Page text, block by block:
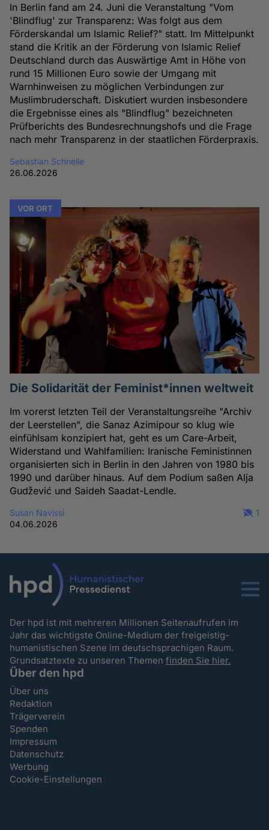
In Berlin fand am 24. Juni die Veranstaltung "Vom
'Blindflug' zur Transparenz: Was folgt aus dem
Förderskandal um Islamic Relief?" statt. Im Mittelpunkt
stand die Kritik an der Förderung von Islamic Relief
Deutschland durch das Auswärtige Amt in Höhe von
rund 15 Millionen Euro sowie der Umgang mit
Warnhinweisen zu möglichen Verbindungen zur
Muslimbruderschaft. Diskutiert wurden insbesondere
die Ergebnisse eines als "Blindflug" bezeichneten
Prüfberichts des Bundesrechnungshofs und die Frage
nach mehr Transparenz in der staatlichen Förderpraxis.
Sebastian Schnelle
26.06.2026
VOR ORT
Die Solidarität der Feminist*innen weltweit
Im vorerst letzten Teil der Veranstaltungsreihe "Archiv
der Leerstellen", die Sanaz Azimipour so klug wie
einfühlsam konzipiert hat, geht es um Care-Arbeit,
Widerstand und Wahlfamilien: Iranische Feministinnen
organisierten sich in Berlin in den Jahren von 1980 bis
1990 und darüber hinaus. Auf dem Podium saßen Alja
Gudžević und Saideh Saadat-Lendle.
Susan Navissi
04.06.2026
1
Menu
Der hpd ist mit mehreren Millionen Seitenaufrufen im
Jahr das wichtigste Online-Medium der freigeistig-
humanistischen Szene im deutschsprachigen Raum.
Grundsatztexte zu unseren Themenfinden Sie hier.
Über den hpd
Über uns
Redaktion
Trägerverein
Spenden
Impressum
Datenschutz
Werbung
Cookie-Einstellungen